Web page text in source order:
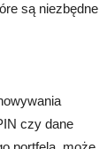
są niezbędne
czy dane